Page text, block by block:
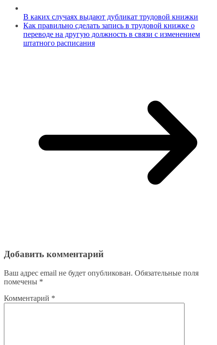
В каких случаях выдают дубликат трудовой книжки
Как правильно сделать запись в трудовой книжке о
переводе на другую должность в связи с изменением
штатного расписания
Добавить комментарий
Ваш адрес email не будет опубликован. Обязательные поля
помечены *
Комментарий *